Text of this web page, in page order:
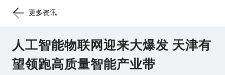
更多资讯
人工智能物联网迎来大爆发 天津有
望领跑高质量智能产业带